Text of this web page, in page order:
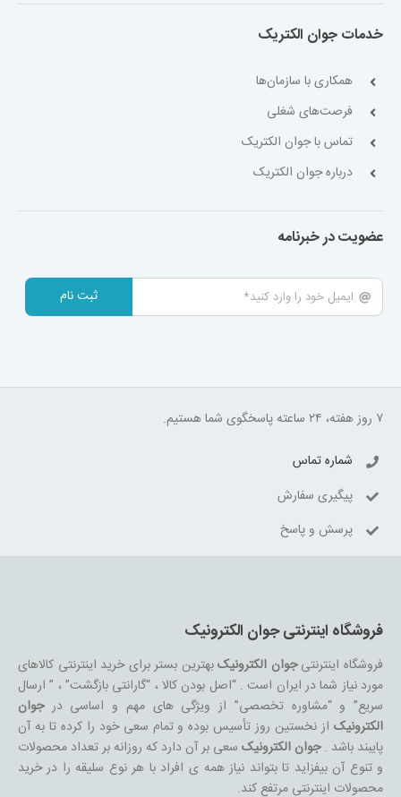
خدمات جوان الکتریک
همکاری با سازمان‌ها
فرصت‌های شغلی
تماس با جوان الکتریک
درباره جوان الکتریک
عضویت در خبرنامه
ثبت نام
۷ روز هفته، ۲۴ ساعته پاسخگوی شما هستیم.
شماره تماس
پیگیری سفارش
پرسش و پاسخ
فروشگاه اینترنتی جوان الکترونیک
فروشگاه اینترنتیجوان الکترونیکبهترین بستر برای خرید اینترنتی کالاهای
مورد نیاز شما در ایران است . “اصل بودن کالا ، “گارانتی بازگشت” ، ” ارسال
سریع” و “مشاوره تخصصی” از ویژگی های مهم و اساسی درجوان
الکترونیکاز نخستین روز تأسیس بوده و تمام سعی خود را کرده تا به آن
پایبند باشد .جوان الکترونیکسعی بر آن دارد که روزانه بر تعداد محصولات
و تنوع آن بیفزاید تا بتواند نیاز همه ی افراد با هر نوع سلیقه را در خرید
محصولات اینترنتی مرتفع کند.